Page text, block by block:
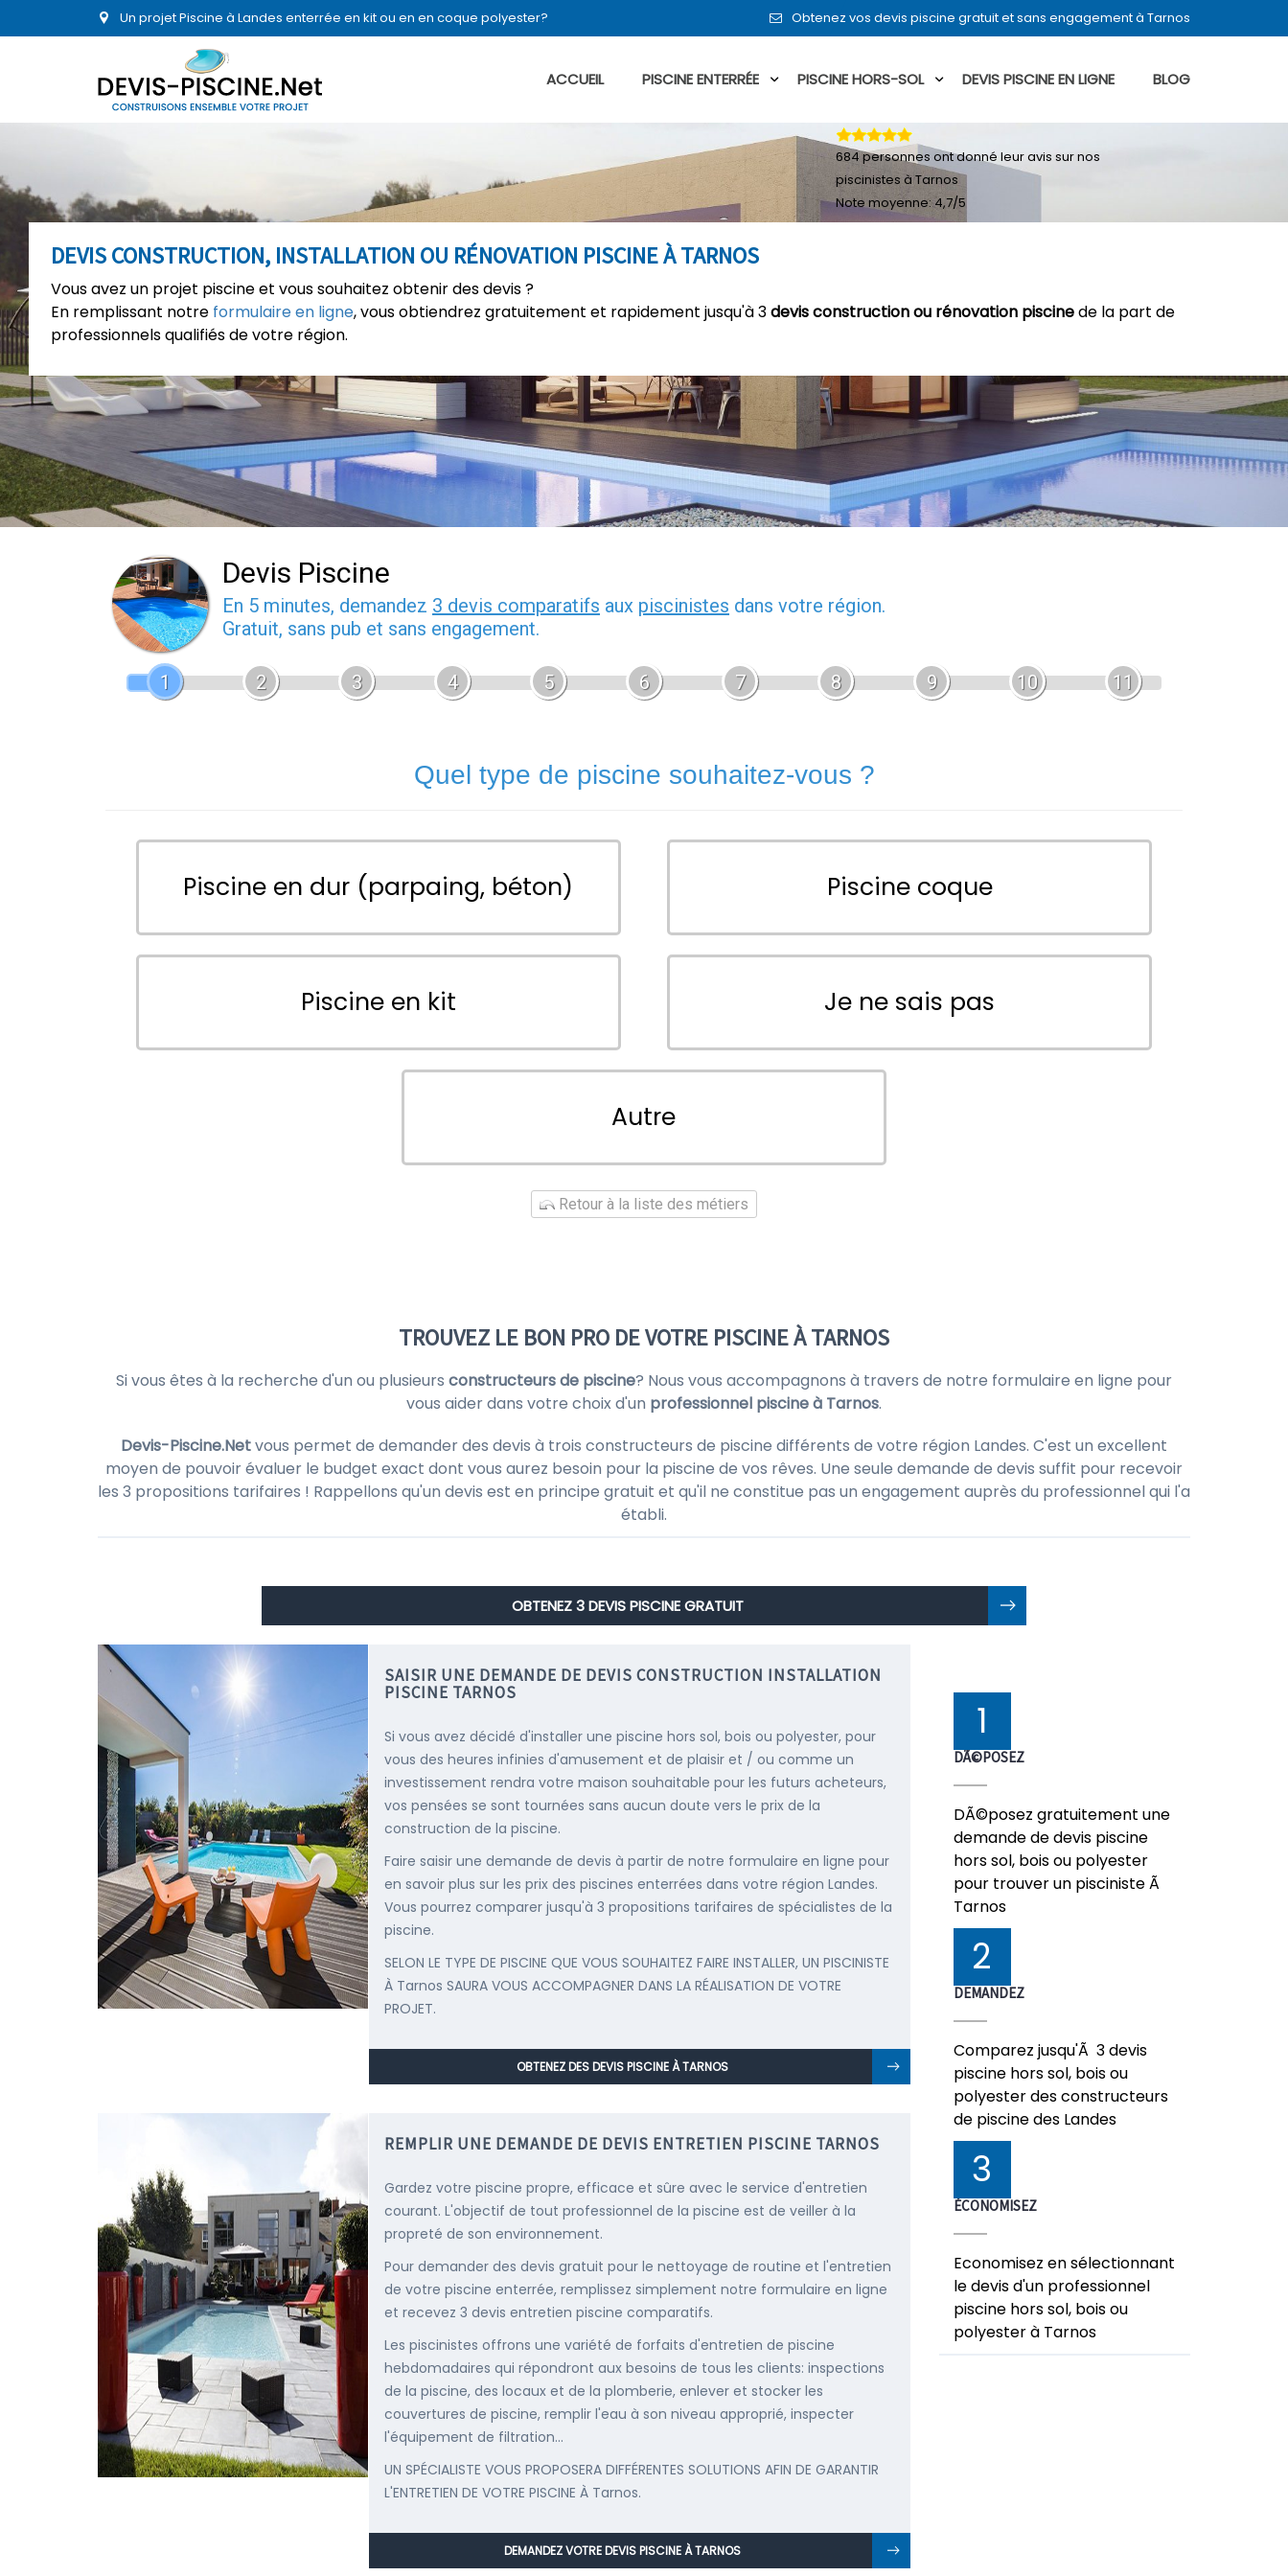
Un projet Piscine à Landes enterrée en kit ou en en coque polyester? Obtenez vos devis piscine gratuit et sans engagement à Tarnos
ACCUEIL PISCINE ENTERRÉE PISCINE HORS-SOL DEVIS PISCINE EN LIGNE BLOG
DEVIS CONSTRUCTION, INSTALLATION OU RÉNOVATION PISCINE À TARNOS
Vous avez un projet piscine et vous souhaitez obtenir des devis ?
En remplissant notre formulaire en ligne, vous obtiendrez gratuitement et rapidement jusqu'à 3devis construction ou rénovation piscinede la part de
professionnels qualifiés de votre région.
684personnes ont donné leuravis sur nos
piscinistes à Tarnos
Note moyenne:4,7/5
Devis Piscine
En 5 minutes, demandez 3 devis comparatifs aux piscinistes dans votre région.
Gratuit, sans pub et sans engagement.
1 2 3 4 5 6 7 8 9 10 11
Quel type de piscine souhaitez-vous ?
Piscine en dur (parpaing, béton) Piscine coque
Piscine en kit Je ne sais pas
Autre
Retour à la liste des métiers
TROUVEZ LE BON PRO DE VOTRE PISCINE À TARNOS
Si vous êtes à la recherche d'un ou plusieurs constructeurs de piscine? Nous vous accompagnons à travers de notre formulaire en ligne pour
vous aider dans votre choix d'un professionnel piscine à Tarnos.
Devis-Piscine.Netvous permet de demander des devis à trois constructeurs de piscine différents de votre région Landes. C'est un excellent
moyen de pouvoir évaluer le budget exact dont vous aurez besoin pour la piscine de vos rêves. Une seule demande de devis suffit pour recevoir
les 3 propositions tarifaires ! Rappellons qu'un devis est en principe gratuit et qu'il ne constitue pas un engagement auprès du professionnel qui l'a
établi.
OBTENEZ 3 DEVIS PISCINE GRATUIT
SAISIR UNE DEMANDE DE DEVIS CONSTRUCTION INSTALLATION
PISCINE TARNOS
Si vous avez décidé d'installer une piscine hors sol, bois ou polyester, pour
vous des heures infinies d'amusement et de plaisir et / ou comme un
investissement rendra votre maison souhaitable pour les futurs acheteurs,
vos pensées se sont tournées sans aucun doute vers le prix de la
construction de la piscine.
Faire saisir une demande de devis à partir de notre formulaire en ligne pour
en savoir plus sur les prix des piscines enterrées dans votre région Landes.
Vous pourrez comparer jusqu'à 3 propositions tarifaires de spécialistes de la
piscine.
SELON LE TYPE DE PISCINE QUE VOUS SOUHAITEZ FAIRE INSTALLER, UN PISCINISTE
À Tarnos SAURA VOUS ACCOMPAGNER DANS LA RÉALISATION DE VOTRE
PROJET.
OBTENEZ DES DEVIS PISCINE À TARNOS
REMPLIR UNE DEMANDE DE DEVIS ENTRETIEN PISCINE TARNOS
Gardez votre piscine propre, efficace et sûre avec le service d'entretien
courant. L'objectif de tout professionnel de la piscine est de veiller à la
propreté de son environnement.
Pour demander des devis gratuit pour le nettoyage de routine et l'entretien
de votre piscine enterrée, remplissez simplement notre formulaire en ligne
et recevez 3 devis entretien piscine comparatifs.
Les piscinistes offrons une variété de forfaits d'entretien de piscine
hebdomadaires qui répondront aux besoins de tous les clients: inspections
de la piscine, des locaux et de la plomberie, enlever et stocker les
couvertures de piscine, remplir l'eau à son niveau approprié, inspecter
l'équipement de filtration...
UN SPÉCIALISTE VOUS PROPOSERA DIFFÉRENTES SOLUTIONS AFIN DE GARANTIR
L'ENTRETIEN DE VOTRE PISCINE À Tarnos.
DEMANDEZ VOTRE DEVIS PISCINE À TARNOS
1
DÃ©POSEZ
DÃ©posez gratuitement une
demande de devis piscine
hors sol, bois ou polyester
pour trouver un pisciniste Ã
Tarnos
2
DEMANDEZ
Comparez jusqu'Ã 3 devis
piscine hors sol, bois ou
polyester des constructeurs
de piscine des Landes
3
ÉCONOMISEZ
Economisez en sélectionnant
le devis d'un professionnel
piscine hors sol, bois ou
polyester à Tarnos